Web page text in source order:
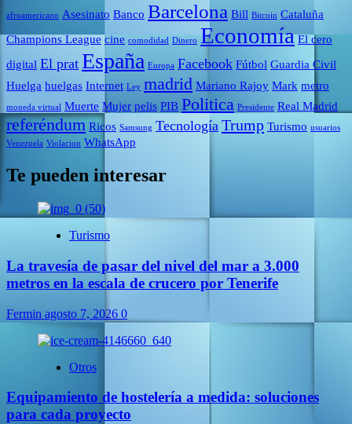
afroamericano Asesinato Banco Barcelona Bill Bitcoin Cataluña
Champions League cine comodidad Dinero Economía El cero
digital El prat España Europa Facebook Fútbol Guardia Civil
Huelga huelgas Internet Ley madrid Mariano Rajoy Mark metro
moneda virtual Muerte Mujer pelis PIB Politica Presidente Real Madrid
referéndum Ricos Samsung Tecnología Trump Turismo usuarios
Venezuela Violacion WhatsApp
Te pueden interesar
Turismo
La travesía de pasar del nivel del mar a 3.000
metros en la escala de crucero por Tenerife
Fermin agosto 7, 2026 0
Otros
Equipamiento de hostelería a medida: soluciones
para cada proyecto